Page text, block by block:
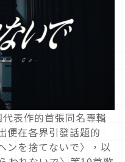
表作的首張同名專輯
便在各界引發話題的
ンを捨てないで〉，以